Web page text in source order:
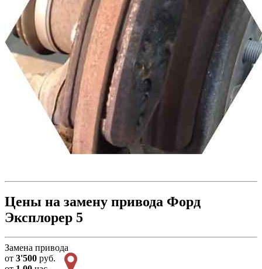
Цены на замену привода Форд
Эксплорер 5
Замена привода
от 3'500 руб.